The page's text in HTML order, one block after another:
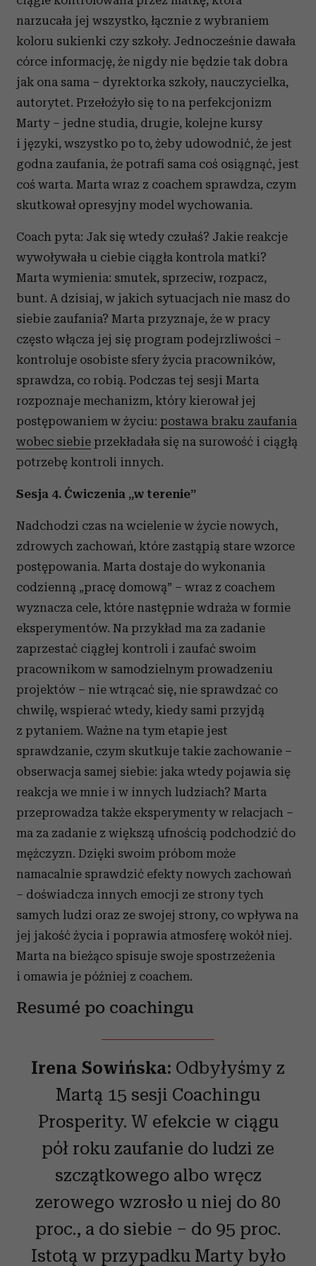
narzucała jej wszystko, łącznie z wybraniem
koloru sukienki czy szkoły. Jednocześnie dawała
córce informację, że nigdy nie będzie tak dobra
jak ona sama – dyrektorka szkoły, nauczycielka,
autorytet. Przełożyło się to na perfekcjonizm
Marty – jedne studia, drugie, kolejne kursy
i języki, wszystko po to, żeby udowodnić, że jest
godna zaufania, że potrafi sama coś osiągnąć, jest
coś warta. Marta wraz z coachem sprawdza, czym
skutkował opresyjny model wychowania.
Coach pyta: Jak się wtedy czułaś? Jakie reakcje
wywoływała u ciebie ciągła kontrola matki?
Marta wymienia: smutek, sprzeciw, rozpacz,
bunt. A dzisiaj, w jakich sytuacjach nie masz do
siebie zaufania? Marta przyznaje, że w pracy
często włącza jej się program podejrzliwości –
kontroluje osobiste sfery życia pracowników,
sprawdza, co robią. Podczas tej sesji Marta
rozpoznaje mechanizm, który kierował jej
postępowaniem w życiu: postawa braku zaufania
wobec siebie przekładała się na surowość i ciągłą
potrzebę kontroli innych.
Sesja 4. Ćwiczenia „w terenie”
Nadchodzi czas na wcielenie w życie nowych,
zdrowych zachowań, które zastąpią stare wzorce
postępowania. Marta dostaje do wykonania
codzienną „pracę domową” – wraz z coachem
wyznacza cele, które następnie wdraża w formie
eksperymentów. Na przykład ma za zadanie
zaprzestać ciągłej kontroli i zaufać swoim
pracownikom w samodzielnym prowadzeniu
projektów – nie wtrącać się, nie sprawdzać co
chwilę, wspierać wtedy, kiedy sami przyjdą
z pytaniem. Ważne na tym etapie jest
sprawdzanie, czym skutkuje takie zachowanie –
obserwacja samej siebie: jaka wtedy pojawia się
reakcja we mnie i w innych ludziach? Marta
przeprowadza także eksperymenty w relacjach –
ma za zadanie z większą ufnością podchodzić do
mężczyzn. Dzięki swoim próbom może
namacalnie sprawdzić efekty nowych zachowań
– doświadcza innych emocji ze strony tych
samych ludzi oraz ze swojej strony, co wpływa na
jej jakość życia i poprawia atmosferę wokół niej.
Marta na bieżąco spisuje swoje spostrzeżenia
i omawia je później z coachem.
Resumé po coachingu
Irena Sowińska: Odbyłyśmy z
Martą 15 sesji Coachingu
Prosperity. W efekcie w ciągu
pół roku zaufanie do ludzi ze
szczątkowego albo wręcz
zerowego wzrosło u niej do 80
proc., a do siebie – do 95 proc.
Istotą w przypadku Marty było